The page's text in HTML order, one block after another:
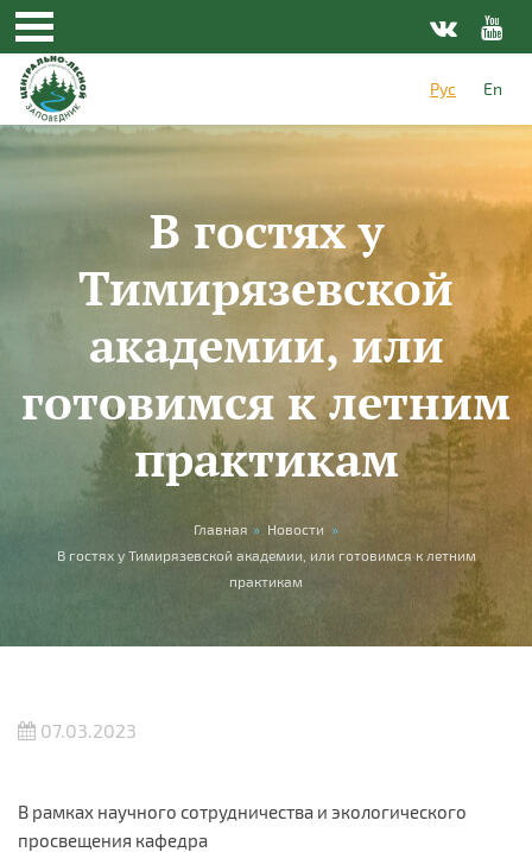
Перейти к основному содержанию
Рус
En
В гостях у
Тимирязевской
академии, или
готовимся к летним
практикам
Вы здесь Главная » Новости »
В гостях у Тимирязевской академии, или готовимся к летним
практикам
07.03.2023
В рамках научного сотрудничества и экологического
просвещения кафедра